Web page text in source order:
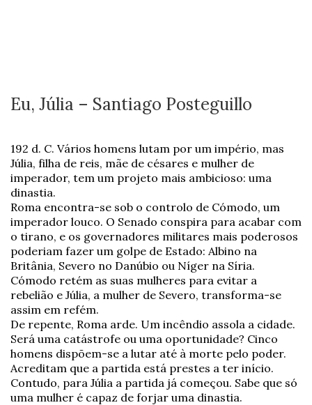
Eu, Júlia – Santiago Posteguillo
192 d. C. Vários homens lutam por um império, mas
Júlia, filha de reis, mãe de césares e mulher de
imperador, tem um projeto mais ambicioso: uma
dinastia.
Roma encontra-se sob o controlo de Cómodo, um
imperador louco. O Senado conspira para acabar com
o tirano, e os governadores militares mais poderosos
poderiam fazer um golpe de Estado: Albino na
Britânia, Severo no Danúbio ou Níger na Síria.
Cómodo retém as suas mulheres para evitar a
rebelião e Júlia, a mulher de Severo, transforma-se
assim em refém.
De repente, Roma arde. Um incêndio assola a cidade.
Será uma catástrofe ou uma oportunidade? Cinco
homens dispõem-se a lutar até à morte pelo poder.
Acreditam que a partida está prestes a ter início.
Contudo, para Júlia a partida já começou. Sabe que só
uma mulher é capaz de forjar uma dinastia.